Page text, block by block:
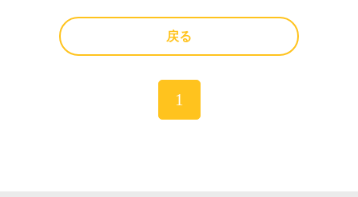
戻る
1